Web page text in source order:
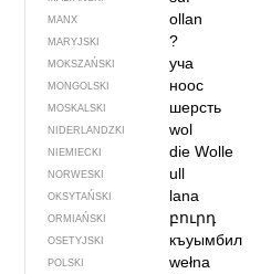
MANX ollan
MARYJSKI ?
MOKSZAŃSKI уча
MONGOLSKI ноос
MOSKALSKI шерсть
NIDERLANDZKI wol
NIEMIECKI die Wolle
NORWESKI ull
OKSYTAŃSKI lana
ORMIAŃSKI բուրդ
OSETYJSKI къуымбил
POLSKI wełna